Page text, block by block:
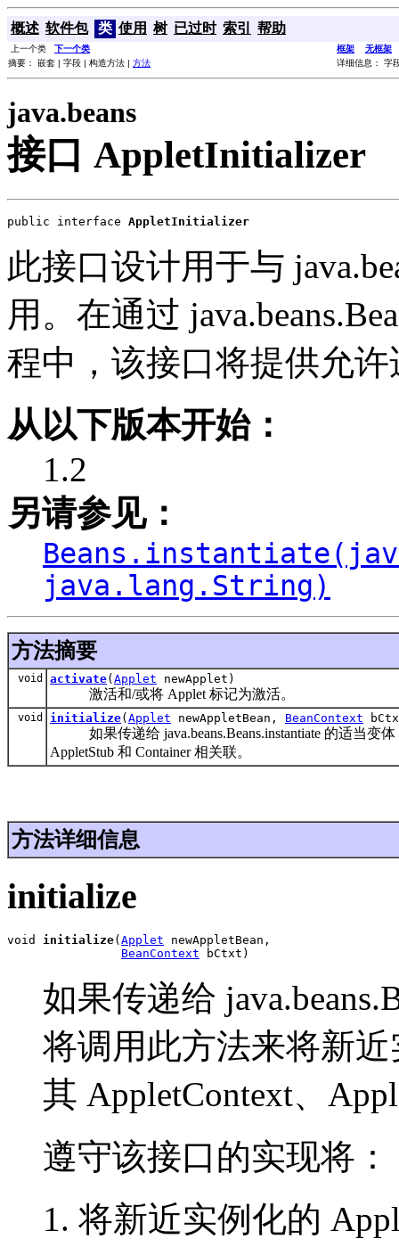
概述 软件包 类 使用 树 已过时 索引 帮助
上一个类 下一个类 框架
无框架
摘要： 嵌套 | 字段 | 构造方法 | 方法 详细信息： 字
java.beans
接口 AppletInitializer
public interface AppletInitializer
此接口设计用于与
用。在通过
程中，该接口将提供允许
从以下版本开始：
1.2
另请参见：
java.lang.String)
方法摘要
void activate( Applet newApplet)
激活和/或将 Applet 标记为激活。
void initialize( Applet newAppletBean, BeanContext
如果传递给 java.beans.Beans.instantiate 的适当变体
AppletStub 和 Container 相关联。
方法详细信息
initialize
void initialize( Applet newAppletBean,
BeanContext bCtxt)
如果传递给
将调用此方法来将新近
其 AppletContext、
遵守该接口的实现将：
将新近实例化的